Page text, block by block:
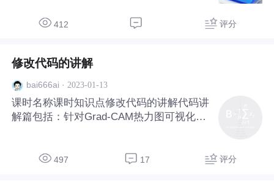
412 评分
修改代码的讲解
bai666ai · 2023-01-13
课时名称课时知识点修改代码的讲解代码讲
解篇包括：针对Grad-CAM热力图可视化具
497 17 评分